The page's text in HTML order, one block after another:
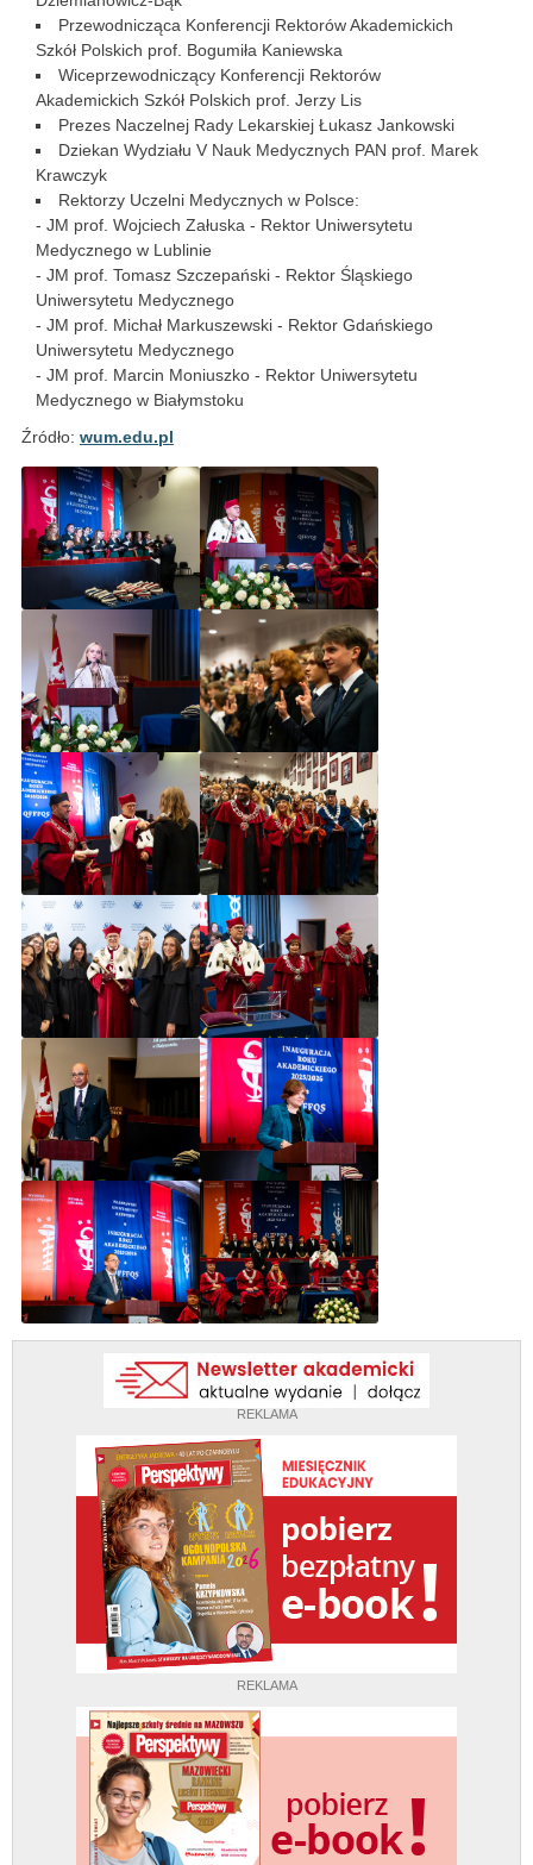
REKLAMA
REKLAMA
Przewodnicząca Konferencji Rektorów Akademickich
Szkół Polskich prof. Bogumiła Kaniewska
Wiceprzewodniczący Konferencji Rektorów
Akademickich Szkół Polskich prof. Jerzy Lis
Prezes Naczelnej Rady Lekarskiej Łukasz Jankowski
Dziekan Wydziału V Nauk Medycznych PAN prof. Marek
Krawczyk
Rektorzy Uczelni Medycznych w Polsce:
- JM prof. Wojciech Załuska - Rektor Uniwersytetu
Medycznego w Lublinie
- JM prof. Tomasz Szczepański - Rektor Śląskiego
Uniwersytetu Medycznego
- JM prof. Michał Markuszewski - Rektor Gdańskiego
Uniwersytetu Medycznego
- JM prof. Marcin Moniuszko - Rektor Uniwersytetu
Medycznego w Białymstoku
Źródło: wum.edu.pl